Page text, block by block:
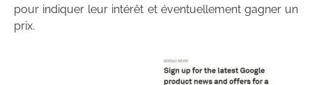
pour indiquer leur intérêt et éventuellement gagner un
prix.